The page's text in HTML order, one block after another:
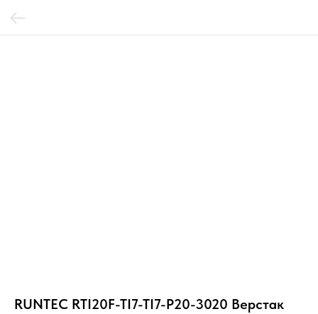
RUNTEC RTI20F-TI7-TI7-P20-3020 Верстак